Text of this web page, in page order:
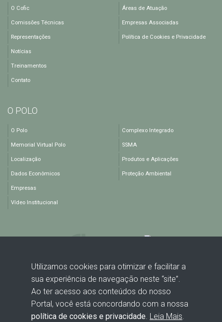
Utilizamos cookies para otimizar e facilitar a
sua experiência de navegação neste “site”.
Ao ter acesso aos conteúdos do nosso
Portal, você está concordando com a nossa
política de cookies e privacidade. Leia Mais.
O Cofic
Comissões Técnicas
Representações
Áreas de Atuação
Empresas Associadas
Política de Cookies e Privacidade
Notícias
Treinamentos
Contato
O POLO
O Polo
Memorial Virtual Polo
Localização
Dados Econômicos
Complexo Integrado
SSMA
Produtos e Aplicações
Proteção Ambiental
Empresas
Vídeo Institucional
Rodovia BA 512, KM 1,5 - Polo Industrial de Camaçari - Camaçari -
BA - CEP: 42816-440